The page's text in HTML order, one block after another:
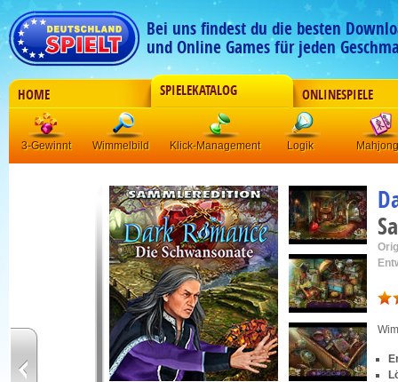
Bei uns findest du die besten
und Online Games für jeden
HOME SPIELEKATALOG ONLINESPIELE
3-Gewinnt Wimmelbild Klick-Management Logik Mahjong